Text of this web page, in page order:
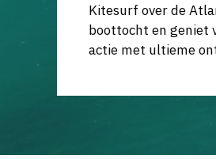
Kitesurf over de
boottocht en geniet
actie met ultieme